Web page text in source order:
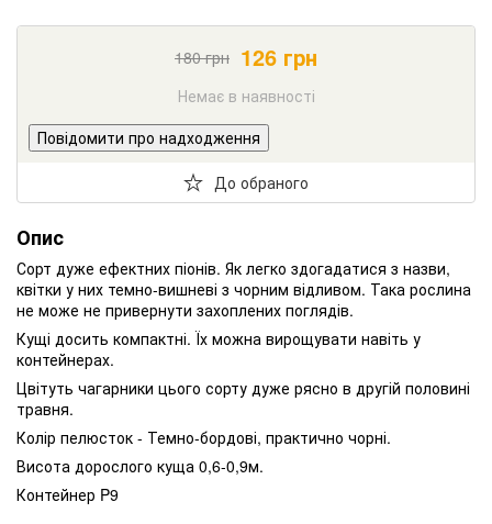
180грн 126 грн
Немає в наявності
Повідомити про надходження
До обраного
Опис
Сорт дуже ефектних піонів. Як легко здогадатися з назви,
квітки у них темно-вишневі з чорним відливом. Така рослина
не може не привернути захоплених поглядів.
Кущі досить компактні. Їх можна вирощувати навіть у
контейнерах.
Цвітуть чагарники цього сорту дуже рясно в другій половині
травня.
Колір пелюсток - Темно-бордові, практично чорні.
Висота дорослого куща 0,6-0,9м.
Контейнер P9